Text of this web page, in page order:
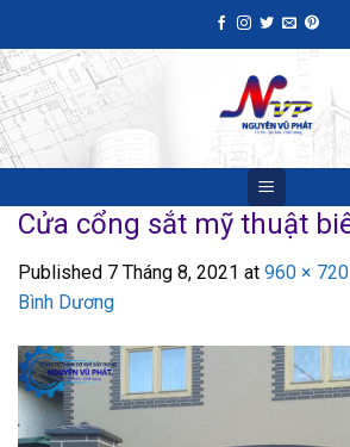
to
content
Cửa cổng sắt mỹ thuật
Published 7 Tháng 8, 2021 at 960 × 720
Bình Dương